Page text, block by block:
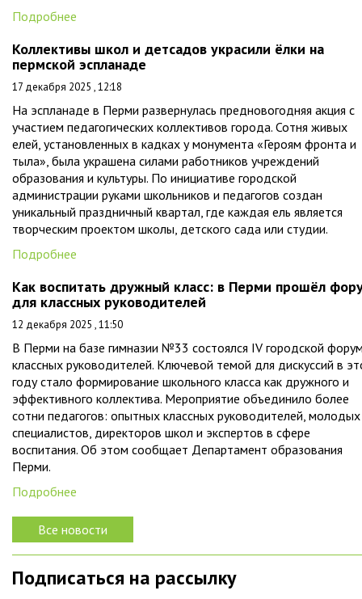
Подробнее
Коллективы школ и детсадов украсили ёлки на
пермской эспланаде
17 декабря 2025 , 12:18
На эспланаде в Перми развернулась предновогодняя акция с
участием педагогических коллективов города. Сотня живых
елей, установленных в кадках у монумента «Героям фронта и
тыла», была украшена силами работников учреждений
образования и культуры. По инициативе городской
администрации руками школьников и педагогов создан
уникальный праздничный квартал, где каждая ель является
творческим проектом школы, детского сада или студии.
Подробнее
Как воспитать дружный класс: в Перми прошёл
для классных руководителей
12 декабря 2025 , 11:50
В Перми на базе гимназии №33 состоялся IV городской
классных руководителей. Ключевой темой для дискуссий в
году стало формирование школьного класса как дружного и
эффективного коллектива. Мероприятие объединило более
сотни педагогов: опытных классных руководителей, молодых
специалистов, директоров школ и экспертов в сфере
воспитания. Об этом сообщает Департамент образования
Перми.
Подробнее
Все новости
Подписаться на рассылку